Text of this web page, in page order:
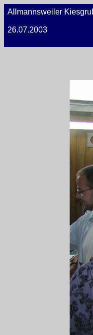
Allmannsweiler
26.07.2003